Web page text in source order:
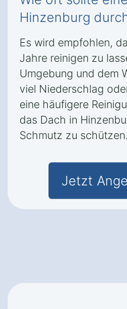
Hinzenburg
Es wird empfohlen,
Jahre reinigen zu
Umgebung und dem
viel Niederschlag
eine häufigere
das Dach in
Schmutz zu schützen.
Jetzt